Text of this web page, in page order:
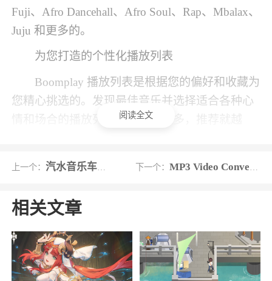
Fuji、Afro Dancehall、Afro Soul、Rap、Mbalax、
Juju 和更多的。
为您打造的个性化播放列表
Boomplay 播放列表是根据您的偏好和收藏为
您精心挑选的。发现最佳音乐并选择适合各种心
情和场合的播放列表。您流的越多，推荐就越
支持你喜欢的艺术家！
Boomplay 的数据现已添加到著名的 Billboard Hot
100、Billboard 200、Artist 100 和 Billboard
Global 200 排行榜以及所有其他包含流媒体数据
的 Billboard 美国和全球排行榜的数据中。此外，
阅读全文
上一个：汽水音乐车机版 下一个： MP3 Video Converter
相关文章